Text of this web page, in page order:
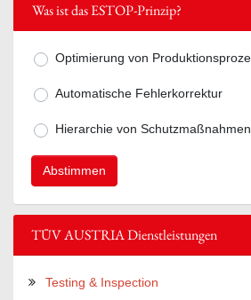
Was ist das ESTOP-Prinzip?
Mögliche Antworten
Optimierung von
Automatische Fehlerkorrektur
Hierarchie von Schutzmaßnahmen
TÜV AUSTRIA Dienstleistungen
Testing & Inspection